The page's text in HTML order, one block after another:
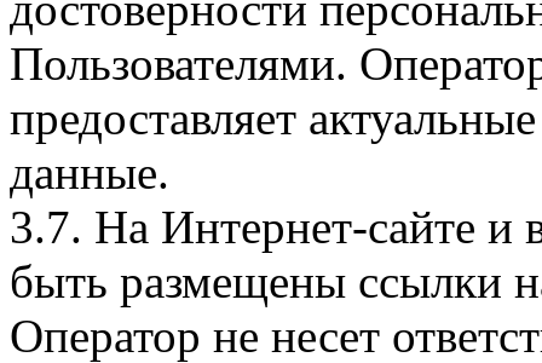
Пользователями.
предоставляет
данные.
3.7. На Интернет-сайте
быть размещены ссылки
Оператор не несет